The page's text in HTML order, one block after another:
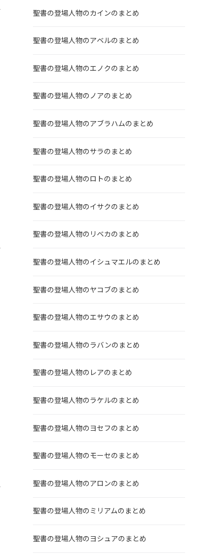
聖書の登場人物のカインのまとめ
聖書の登場人物のアベルのまとめ
聖書の登場人物のエノクのまとめ
聖書の登場人物のノアのまとめ
聖書の登場人物のアブラハムのまとめ
聖書の登場人物のサラのまとめ
聖書の登場人物のロトのまとめ
聖書の登場人物のイサクのまとめ
聖書の登場人物のリベカのまとめ
聖書の登場人物のイシュマエルのまとめ
聖書の登場人物のヤコブのまとめ
聖書の登場人物のエサウのまとめ
聖書の登場人物のラバンのまとめ
聖書の登場人物のレアのまとめ
聖書の登場人物のラケルのまとめ
聖書の登場人物のヨセフのまとめ
聖書の登場人物のモーセのまとめ
聖書の登場人物のアロンのまとめ
聖書の登場人物のミリアムのまとめ
聖書の登場人物のヨシュアのまとめ